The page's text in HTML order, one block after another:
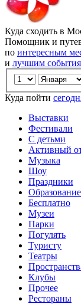
Куда сходить в
Помощник и
по интересным
и лучшим
Куда пойти
Выставки
Фестивали
С детьми
Активный
Музыка
Шоу
Праздники
Образование
Бесплатно
Музеи
Парки
Погулять
Туристу
Театры
Клубы
Прочее
Рестораны